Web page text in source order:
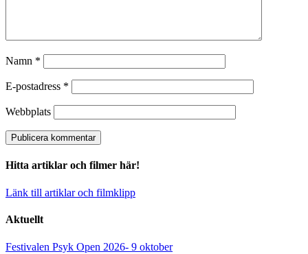
Namn *
E-postadress *
Webbplats
Hitta artiklar och filmer här!
Länk till artiklar och filmklipp
Aktuellt
Festivalen Psyk Open 2026- 9 oktober